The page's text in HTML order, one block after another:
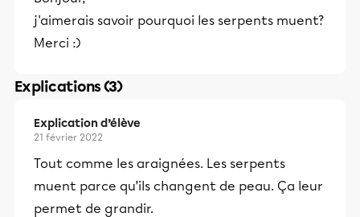
j'aimerais savoir pourquoi les serpents muent?
Merci :)
Explications (3)
Explication d’élève
21 février 2022
Tout comme les araignées. Les serpents
muent parce qu’ils changent de peau. Ça leur
permet de grandir.